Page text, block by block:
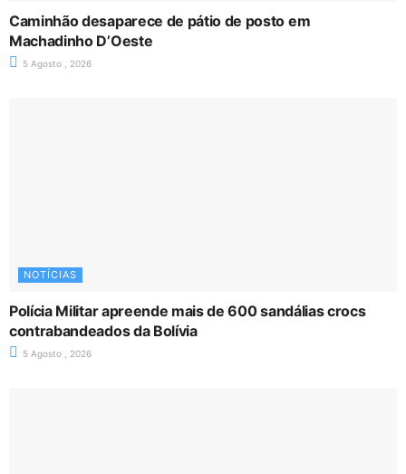
Caminhão desaparece de pátio de posto em
Machadinho D’Oeste
5 Agosto , 2026
NOTÍCIAS
Polícia Militar apreende mais de 600 sandálias crocs
contrabandeados da Bolívia
5 Agosto , 2026